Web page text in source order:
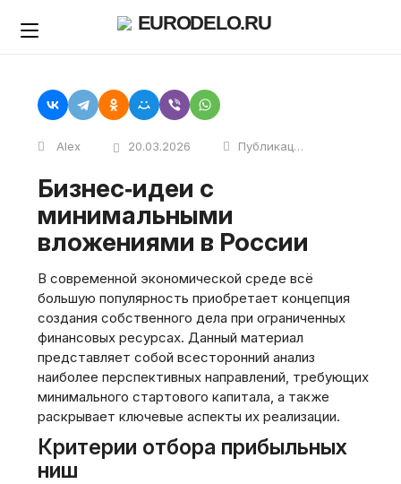
EURODELO.RU
Alex 20.03.2026 Публикации
Бизнес‑идеи с
минимальными
вложениями в России
В современной экономической среде всё
большую популярность приобретает концепция
создания собственного дела при ограниченных
финансовых ресурсах. Данный материал
представляет собой всесторонний анализ
наиболее перспективных направлений, требующих
минимального стартового капитала, а также
раскрывает ключевые аспекты их реализации.
Критерии отбора прибыльных
ниш